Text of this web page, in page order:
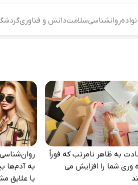
روانشناسیسلامتدانش و فناوری
عادت به‌ ظاهر نامرتب که فوراً
وری شما را افزایش می‌
به آدم‌ها
یا علایق